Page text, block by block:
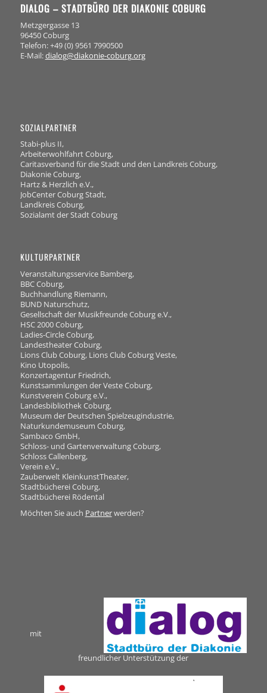
DIALOG – STADTBÜRO DER DIAKONIE COBURG
Metzgergasse 13
96450 Coburg
Telefon: +49 (0) 9561 7990500
E-Mail:dialog@diakonie-coburg.org
SOZIALPARTNER
Stabi-plus II,
Arbeiterwohlfahrt Coburg,
Caritasverband für die Stadt und den Landkreis Coburg,
Diakonie Coburg,
Hartz & Herzlich e.V.,
JobCenter Coburg Stadt,
Landkreis Coburg,
Sozialamt der Stadt Coburg
KULTURPARTNER
Veranstaltungsservice Bamberg,
BBC Coburg,
Buchhandlung Riemann,
BUND Naturschutz,
Gesellschaft der Musikfreunde Coburg e.V.,
HSC 2000 Coburg,
Ladies-Circle Coburg,
Landestheater Coburg,
Lions Club Coburg, Lions Club Coburg Veste,
Kino Utopolis,
Konzertagentur Friedrich,
Kunstsammlungen der Veste Coburg,
Kunstverein Coburg e.V.,
Landesbibliothek Coburg,
Museum der Deutschen Spielzeugindustrie,
Naturkundemuseum Coburg,
Sambaco GmbH,
Schloss- und Gartenverwaltung Coburg,
Schloss Callenberg,
Verein e.V.,
Zauberwelt KleinkunstTheater,
Stadtbücherei Coburg,
Stadtbücherei Rödental
Möchten Sie auch Partnerwerden?
mit
freundlicher Unterstützung der